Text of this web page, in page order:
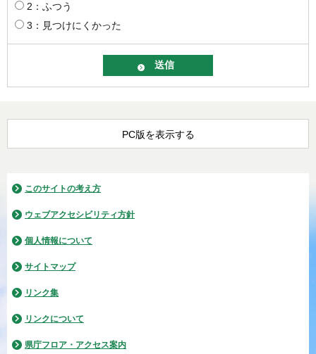
2：ふつう
3：見つけにくかった
PC版を表示する
このサイトの考え方
ウェブアクセシビリティ方針
個人情報について
サイトマップ
リンク集
リンクについて
県庁フロア・アクセス案内